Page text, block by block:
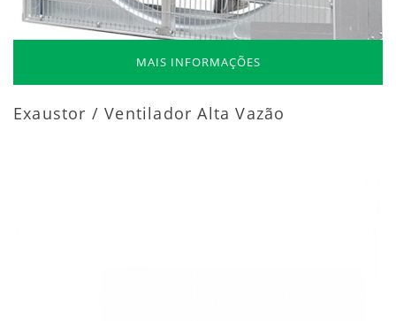
MAIS INFORMAÇÕES
Exaustor / Ventilador Alta Vazão